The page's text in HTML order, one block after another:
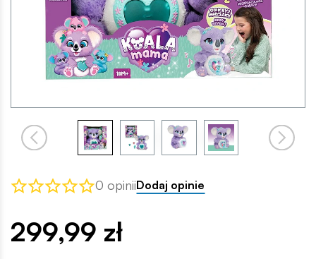
0 opiniiDodaj opinie
299,99 zł